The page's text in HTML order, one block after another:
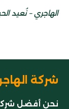
الهاجري – نُعيد
شركة
نحن أفضل